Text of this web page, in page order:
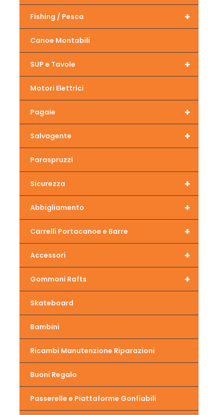
+
Fishing / Pesca
Canoe Montabili
+
SUP e Tavole
Motori Elettrici
+
Pagaie
+
Salvagente
Paraspruzzi
+
Sicurezza
+
Abbigliamento
+
Carrelli Portacanoe e Barre
+
Accessori
+
Gommoni Rafts
Skateboard
Bambini
Ricambi Manutenzione Riparazioni
Buoni Regalo
Passerelle e Piattaforme Gonfiabili